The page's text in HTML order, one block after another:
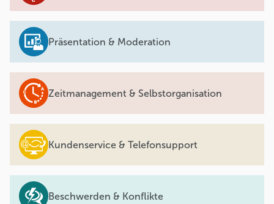
Präsentation & Moderation
Zeitmanagement & Selbstorganisation
Kundenservice & Telefonsupport
Beschwerden & Konflikte